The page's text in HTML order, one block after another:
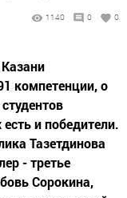
1140 0 0
компетенции, о
и победители.
Тазетдинова
- третье
Сорокина,